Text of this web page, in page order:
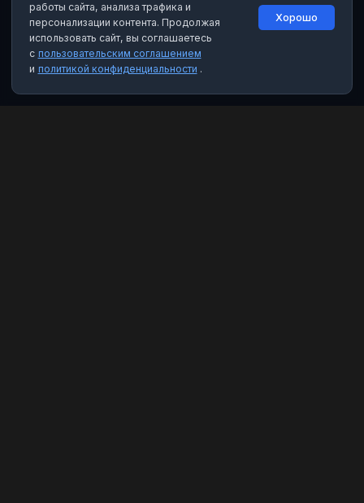
работы сайта, анализа трафика и
персонализации контента. Продолжая
использовать сайт, вы соглашаетесь
с пользовательским соглашением
и политикой конфиденциальности .
Хорошо